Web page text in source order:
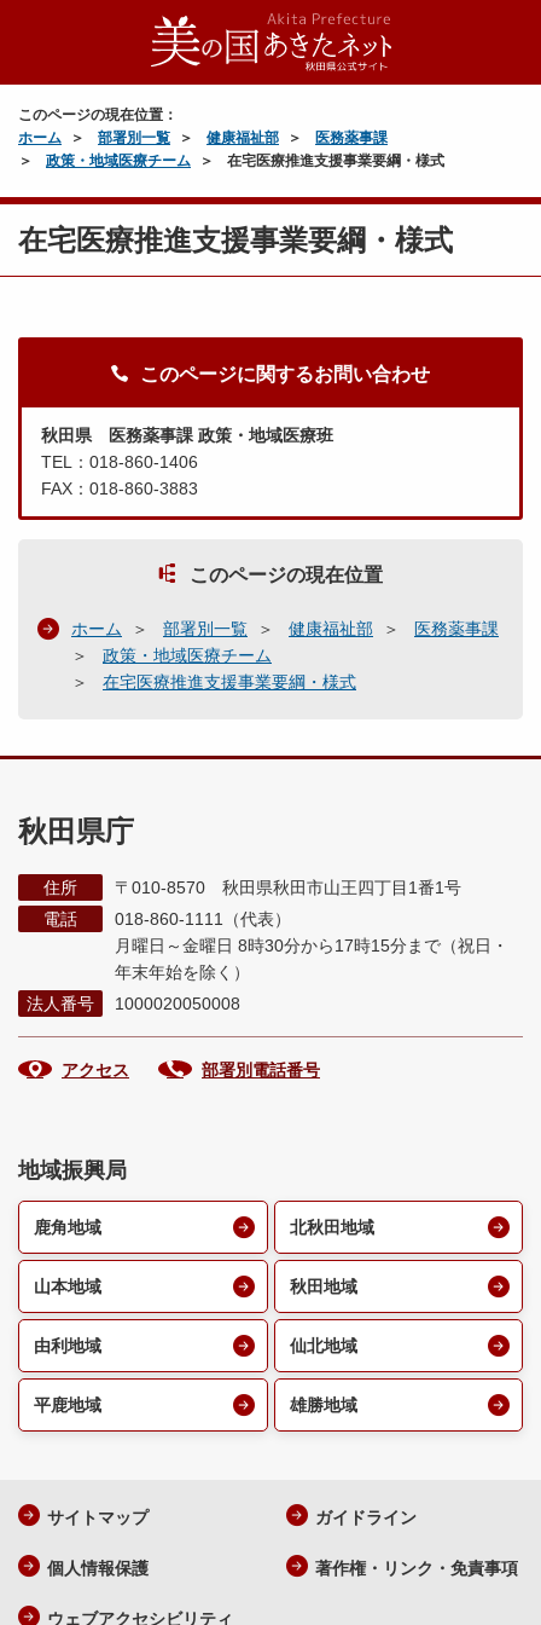
このページの現在位置：
ホーム
部署別一覧 健康福祉部
医務薬事課
政策・地域医療チーム
在宅医療推進支援事業要綱・様式
在宅医療推進支援事業要綱・様式
このページに関するお問い合わせ
秋田県 医務薬事課 政策・地域医療班
TEL：018-860-1406
FAX：018-860-3883
このページの現在位置
ホーム 部署別一覧 健康福祉部
医務薬事課
政策・地域医療チーム
在宅医療推進支援事業要綱・様式
秋田県庁
住所
〒010-8570 秋田県秋田市山王四丁目1番1号
電話
018-860-1111（代表）
月曜日～金曜日 8時30分から17時15分まで （祝日・
年末年始を除く）
法人番号
1000020050008
アクセス 部署別電話番号
地域振興局
鹿角地域 北秋田地域
山本地域 秋田地域
由利地域 仙北地域
平鹿地域 雄勝地域
サイトマップ ガイドライン
個人情報保護 著作権・リンク・免責事項
ウェブアクセシビリティ